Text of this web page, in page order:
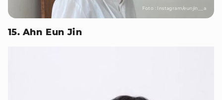
Foto : Instagram/eunjin__a
15. Ahn Eun Jin